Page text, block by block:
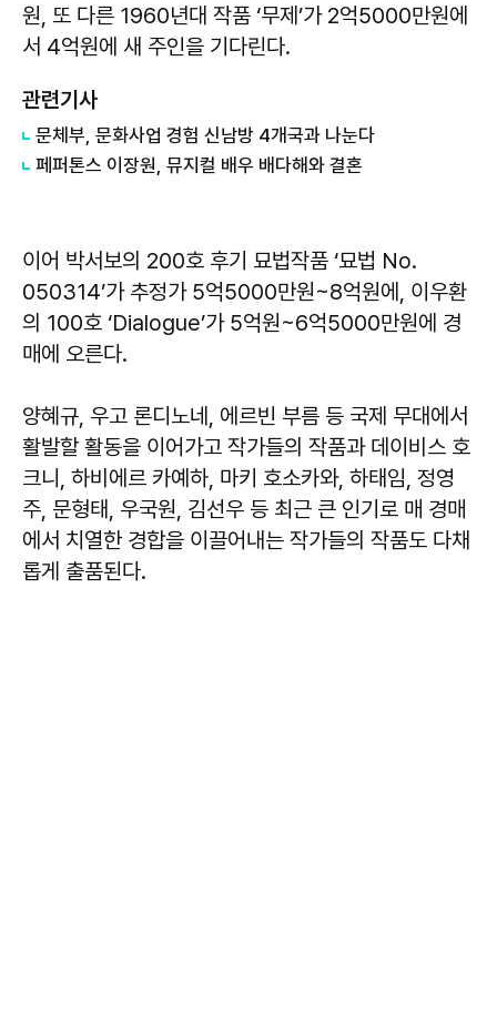
원, 또 다른 1960년대 작품 ‘무제’가 2억5000만원에
서 4억원에 새 주인을 기다린다.
관련기사
문체부, 문화사업 경험 신남방 4개국과 나눈다
페퍼톤스 이장원, 뮤지컬 배우 배다해와 결혼
이어 박서보의 200호 후기 묘법작품 ‘묘법 No.
050314’가 추정가 5억5000만원~8억원에, 이우환
의 100호 ‘Dialogue’가 5억원~6억5000만원에 경
매에 오른다.
양혜규, 우고 론디노네, 에르빈 부름 등 국제 무대에서
활발할 활동을 이어가고 작가들의 작품과 데이비스 호
크니, 하비에르 카예하, 마키 호소카와, 하태임, 정영
주, 문형태, 우국원, 김선우 등 최근 큰 인기로 매 경매
에서 치열한 경합을 이끌어내는 작가들의 작품도 다채
롭게 출품된다.